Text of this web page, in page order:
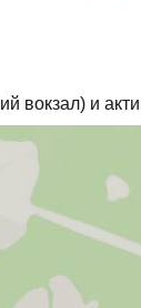
вокзал) и